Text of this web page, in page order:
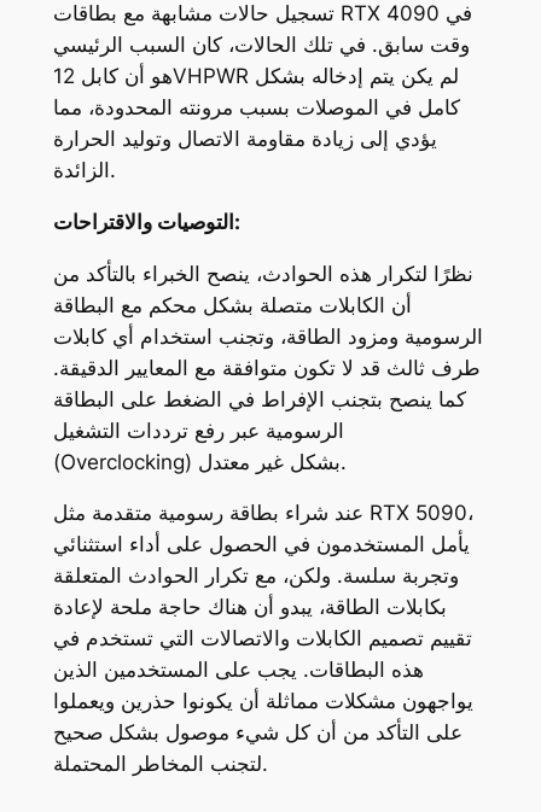
تسجيل حالات مشابهة مع بطاقات RTX 4090 في
وقت سابق. في تلك الحالات، كان السبب الرئيسي
هو أن كابل 12VHPWR لم يكن يتم إدخاله بشكل
كامل في الموصلات بسبب مرونته المحدودة، مما
يؤدي إلى زيادة مقاومة الاتصال وتوليد الحرارة
الزائدة.
التوصيات والاقتراحات:
نظرًا لتكرار هذه الحوادث، ينصح الخبراء بالتأكد من
أن الكابلات متصلة بشكل محكم مع البطاقة
الرسومية ومزود الطاقة، وتجنب استخدام أي كابلات
طرف ثالث قد لا تكون متوافقة مع المعايير الدقيقة.
كما ينصح بتجنب الإفراط في الضغط على البطاقة
الرسومية عبر رفع ترددات التشغيل
(Overclocking) بشكل غير معتدل.
عند شراء بطاقة رسومية متقدمة مثل RTX 5090،
يأمل المستخدمون في الحصول على أداء استثنائي
وتجربة سلسة. ولكن، مع تكرار الحوادث المتعلقة
بكابلات الطاقة، يبدو أن هناك حاجة ملحة لإعادة
تقييم تصميم الكابلات والاتصالات التي تستخدم في
هذه البطاقات. يجب على المستخدمين الذين
يواجهون مشكلات مماثلة أن يكونوا حذرين ويعملوا
على التأكد من أن كل شيء موصول بشكل صحيح
لتجنب المخاطر المحتملة.